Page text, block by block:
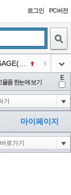
로그인 PC버전
3
아이콘
아이콘
아이콘
3
아이콘
73
물품 한눈에 보기
E
마이페이지